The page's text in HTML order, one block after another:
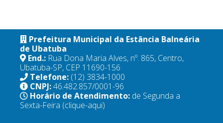
Prefeitura Municipal da Estância Balneária
de Ubatuba
End.: Rua Dona Maria Alves, nº. 865, Centro,
Ubatuba-SP, CEP 11690-156
Telefone: (12) 3834-1000
CNPJ:46.482.857/0001-96
Horário de Atendimento: de Segunda a
Sexta-Feira (clique-aqui)